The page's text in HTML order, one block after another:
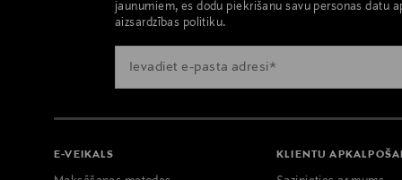
jaunumiem, es dodu piekrišanu savu personas datu
aizsardzības politiku.
E-VEIKALS KLIENTU